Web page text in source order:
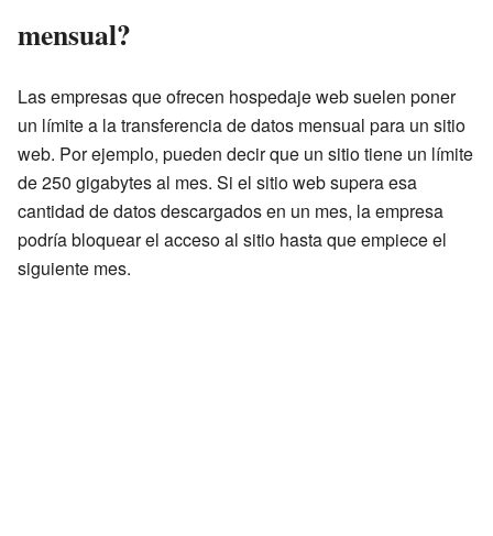
mensual?
Las empresas que ofrecen hospedaje web suelen poner
un límite a la transferencia de datos mensual para un sitio
web. Por ejemplo, pueden decir que un sitio tiene un límite
de 250 gigabytes al mes. Si el sitio web supera esa
cantidad de datos descargados en un mes, la empresa
podría bloquear el acceso al sitio hasta que empiece el
siguiente mes.